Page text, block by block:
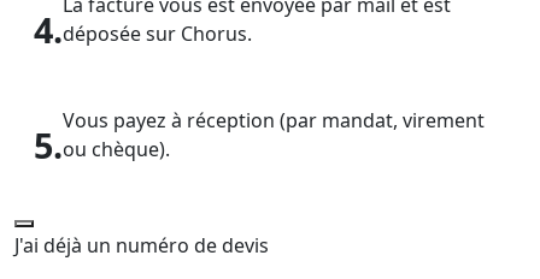
4.déposée sur Chorus.
5.
Vous payez à réception (par mandat, virement
ou chèque).
J'ai déjà un numéro de devis